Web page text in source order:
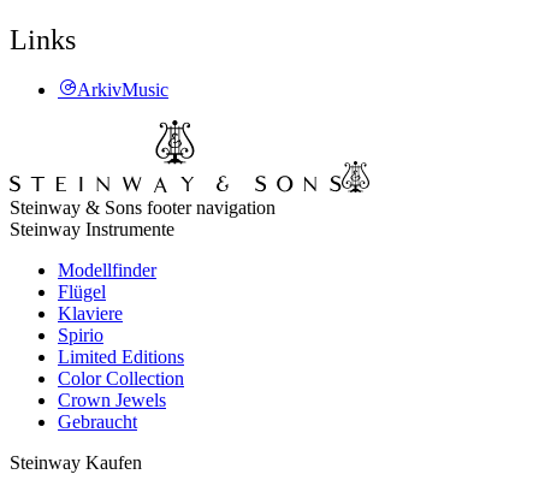
Links
ArkivMusic
Steinway & Sons footer navigation
Steinway Instrumente
Modellfinder
Flügel
Klaviere
Spirio
Limited Editions
Color Collection
Crown Jewels
Gebraucht
Steinway Kaufen